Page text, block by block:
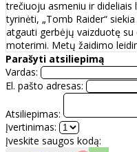
trečiuoju asmeniu ir dideliais
tyrinėti, „Tomb Raider“
atgauti gerbėjų vaizduotę
moterimi. Metų žaidimo
Parašyti atsiliepimą
Vardas:
El. pašto adresas:
Atsiliepimas:
Įvertinimas:
Įveskite saugos kodą: